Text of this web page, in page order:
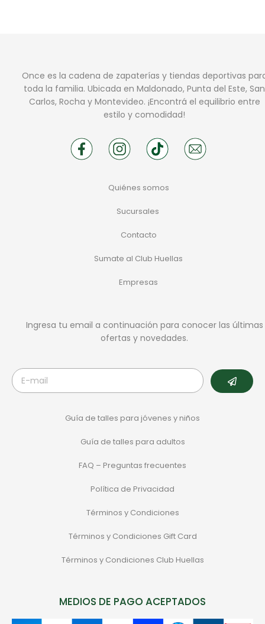
Once es la cadena de zapaterías y tiendas deportivas
toda la familia. Ubicada en Maldonado, Punta del Este, San
Carlos, Rocha y Montevideo. ¡Encontrá el equilibrio entre
estilo y comodidad!
Quiénes somos
Sucursales
Contacto
Sumate al Club Huellas
Empresas
Ingresa tu email a continuación para conocer las últimas
ofertas y novedades.
Guía de talles para jóvenes y niños
Guía de talles para adultos
FAQ – Preguntas frecuentes
Política de Privacidad
Términos y Condiciones
Términos y Condiciones Gift Card
Términos y Condiciones Club Huellas
MEDIOS DE PAGO ACEPTADOS